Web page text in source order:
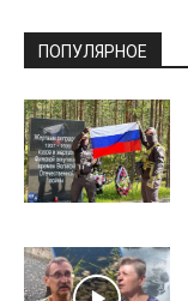
ПОПУЛЯРНОЕ